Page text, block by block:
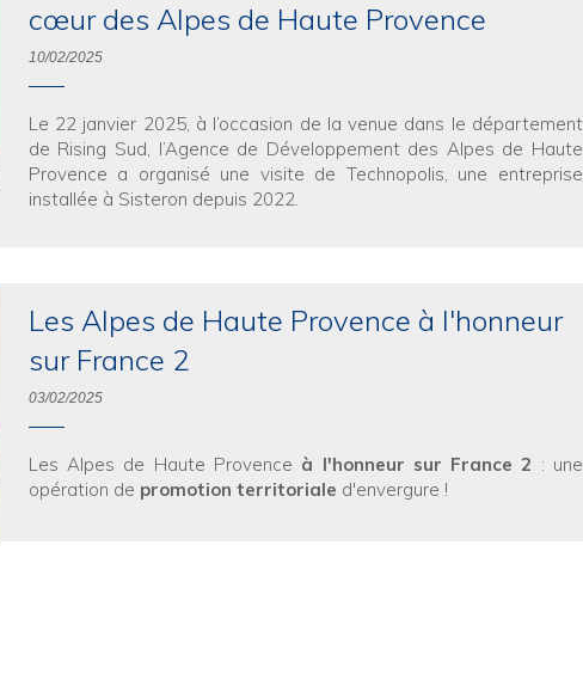
cœur des Alpes de Haute Provence
10/02/2025
Le 22 janvier 2025, à l’occasion de la venue dans le département
de Rising Sud, l’Agence de Développement des Alpes de Haute
Provence a organisé une visite de Technopolis, une entreprise
installée à Sisteron depuis 2022.
Les Alpes de Haute Provence à l'honneur
sur France 2
03/02/2025
Les Alpes de Haute Provence à l'honneur sur France 2 : une
opération de promotion territoriale d'envergure !